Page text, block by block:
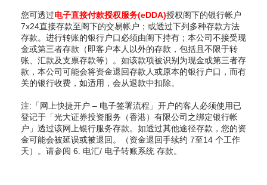
互惠基金
债券
期货合约
股票期权
光证财富高
eMO! 免费流动交易程式
「期货宝」免费试用
「期货宝」
股票期权宝
「港股易」(简体版)
您可透过电子直接付款授权服务(eDDA)授权阁下的银行帐户
7x24直接存款至阁下的交易帐户；或透过下列多种存款方法
存款。进行转账的银行户口必须由阁下持有；本公司不接受现
金或第三者存款（即客户本人以外的存款，包括且不限于转
账、汇款及支票存款等）。如该款项被识别为现金或第三者存
款，本公司可能会将资金退回存款人或原本的银行户口，而有
关的银行收费，如适用，会从退款中扣除。
注:「网上快捷开户 – 电子签署流程」开户的客人必须使用已
登记于「光大证券投资服务（香港）有限公司之绑定银行帐
户」透过该网上银行服务存款。如透过其他途径存款，您的资
金可能会被延误或被退回。（资金退回手续约 7至14 个工作
天）。请参阅 6. 电汇/ 电子转账系统 存款。